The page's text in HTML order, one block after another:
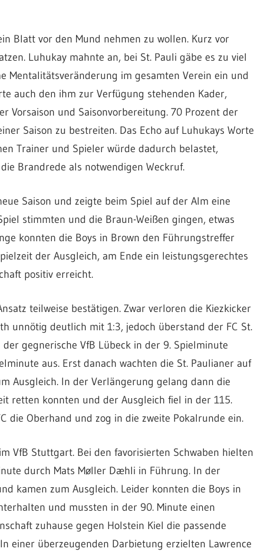
Blatt vor den Mund nehmen zu wollen. Kurz vor
Luhukay mahnte an, bei St. Pauli gäbe es zu viel
Mentalitätsveränderung im gesamten Verein ein und
auch den ihm zur Verfügung stehenden Kader,
Vorsaison und Saisonvorbereitung. 70 Prozent der
Saison zu bestreiten. Das Echo auf Luhukays Worte
Trainer und Spieler würde dadurch belastet,
Brandrede als notwendigen Weckruf.
Saison und zeigte beim Spiel auf der Alm eine
stimmten und die Braun-Weißen gingen, etwas
konnten die Boys in Brown den Führungstreffer
der Ausgleich, am Ende ein leistungsgerechtes
positiv erreicht.
teilweise bestätigen. Zwar verloren die Kiezkicker
unnötig deutlich mit 1:3, jedoch überstand der FC St.
gegnerische VfB Lübeck in der 9. Spielminute
aus. Erst danach wachten die St. Paulianer auf
Ausgleich. In der Verlängerung gelang dann die
retten konnten und der Ausgleich fiel in der 115.
die Oberhand und zog in die zweite Pokalrunde ein.
VfB Stuttgart. Bei den favorisierten Schwaben hielten
durch Mats Møller Dæhli in Führung. In der
kamen zum Ausgleich. Leider konnten die Boys in
und mussten in der 90. Minute einen
zuhause gegen Holstein Kiel die passende
einer überzeugenden Darbietung erzielten Lawrence